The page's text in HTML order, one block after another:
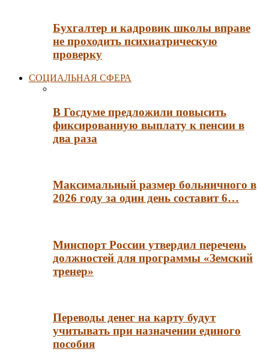
Бухгалтер и кадровик школы вправе
не проходить психиатрическую
проверку
СОЦИАЛЬНАЯ СФЕРА
В Госдуме предложили повысить
фиксированную выплату к пенсии в
два раза
Максимальный размер больничного в
2026 году за один день составит 6…
Минспорт России утвердил перечень
должностей для программы «Земский
тренер»
Переводы денег на карту будут
учитывать при назначении единого
пособия